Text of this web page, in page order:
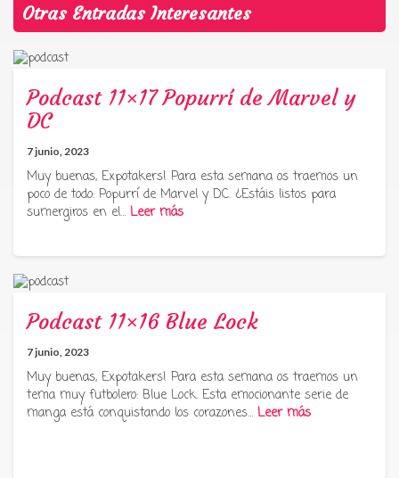
Otras Entradas Interesantes
Podcast 11×17 Popurrí de Marvel y
DC
7 junio, 2023
Muy buenas, Expotakers! Para esta semana os traemos un
poco de todo: Popurrí de Marvel y DC. ¿Estáis listos para
sumergiros en el… Leer más
Podcast 11×16 Blue Lock
7 junio, 2023
Muy buenas, Expotakers! Para esta semana os traemos un
tema muy futbolero: Blue Lock. Esta emocionante serie de
manga está conquistando los corazones… Leer más